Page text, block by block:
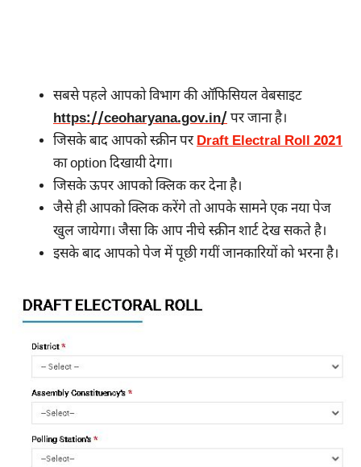
सबसे पहले आपको विभाग की ऑफिसियल वेबसाइट
https://ceoharyana.gov.in/पर जाना है।
जिसके बाद आपको स्क्रीन परDraft Electral Roll 2021
का option दिखायी देगा।
जिसके ऊपर आपको क्लिक कर देना है।
जैसे ही आपको क्लिक करेंगे तो आपके सामने एक नया पेज
खुल जायेगा। जैसा कि आप नीचे स्क्रीन शार्ट देख सकते है।
इसके बाद आपको पेज में पूछी गयीं जानकारियों को भरना है।